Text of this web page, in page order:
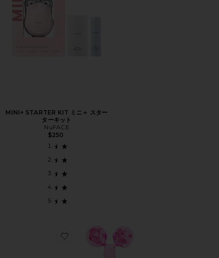
MINI+ STARTER KIT ミニ＋ スター
ターキット
NuFACE
$250
Favorite PINK BALLS FACIAL MASSAGER フェイシャ